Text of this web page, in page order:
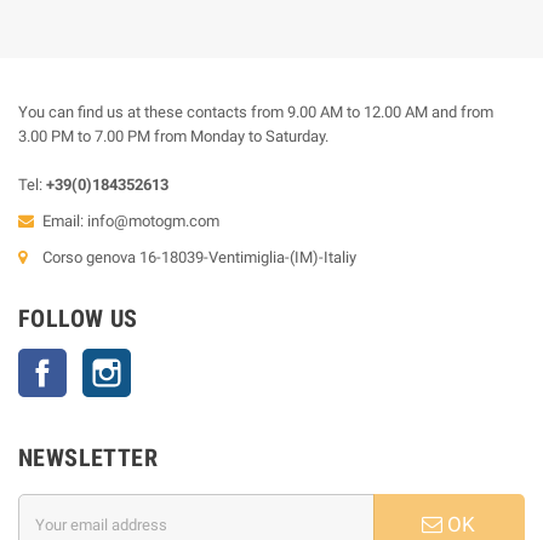
You can find us at these contacts from 9.00 AM to 12.00 AM and from
3.00 PM to 7.00 PM from Monday to Saturday.
Tel: +39(0)184352613
Email: info@motogm.com
Corso genova 16-18039-Ventimiglia-(IM)-Italiy
FOLLOW US
Facebook
NEWSLETTER
OK